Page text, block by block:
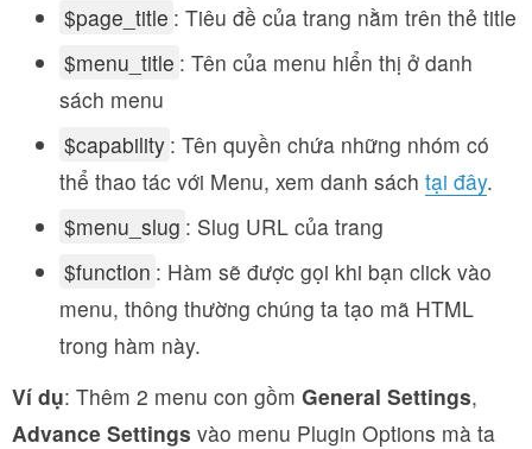
$page_title : Tiêu đề của trang nằm trên thẻ title
$menu_title : Tên của menu hiển thị ở danh
sách menu
$capability : Tên quyền chứa những nhóm có
thể thao tác với Menu, xem danh sách tại đây.
$menu_slug : Slug URL của trang
$function : Hàm sẽ được gọi khi bạn click vào
menu, thông thường chúng ta tạo mã HTML
trong hàm này.
Ví dụ: Thêm 2 menu con gồm General Settings,
Advance Settings vào menu Plugin Options mà ta